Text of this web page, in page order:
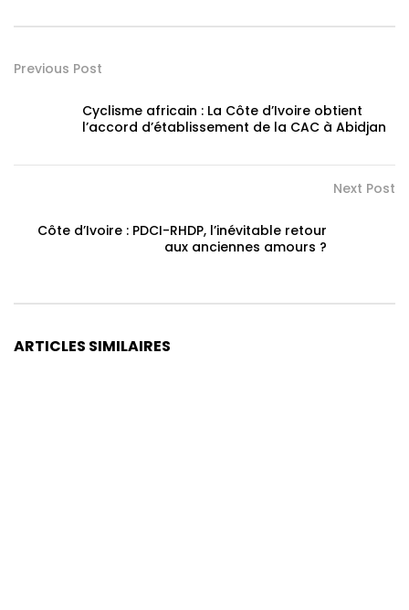
Previous Post
Cyclisme africain : La Côte d’Ivoire obtient
l’accord d’établissement de la CAC à Abidjan
Next Post
Côte d’Ivoire : PDCI-RHDP, l’inévitable retour
aux anciennes amours ?
ARTICLES SIMILAIRES